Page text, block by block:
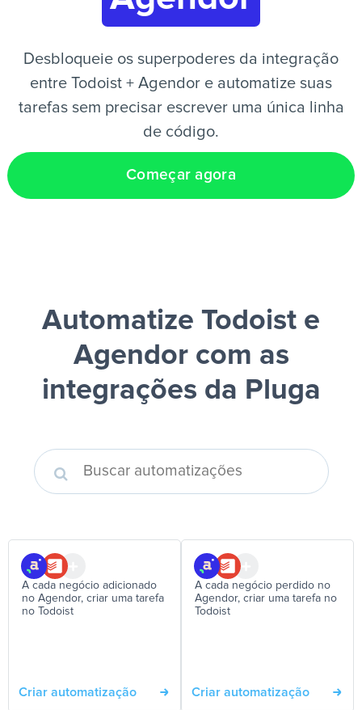
Desbloqueie os superpoderes da integração
entre Todoist + Agendor e automatize suas
tarefas sem precisar escrever uma única linha
de código.
Começar agora
Automatize Todoist e
Agendorcom as
integrações da Pluga
A cada negócio adicionado
no Agendor, criar uma tarefa
no Todoist
Criar automatização
A cada negócio perdido no
Agendor, criar uma tarefa no
Todoist
Criar automatização